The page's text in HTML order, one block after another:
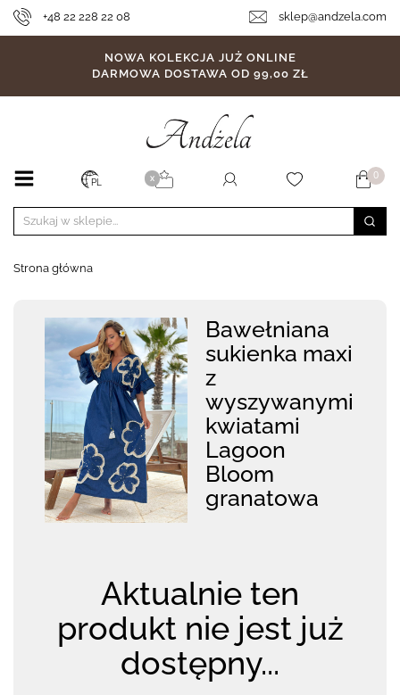
+48 22 228 22 08 sklep@andzela.com
NOWA KOLEKCJA JUŻ ONLINE
DARMOWA DOSTAWA OD 99,00 ZŁ
PL X 0
Strona główna
Bawełniana
sukienka maxi
z
wyszywanymi
kwiatami
Lagoon
Bloom
granatowa
Aktualnie ten
produkt nie jest już
dostępny...